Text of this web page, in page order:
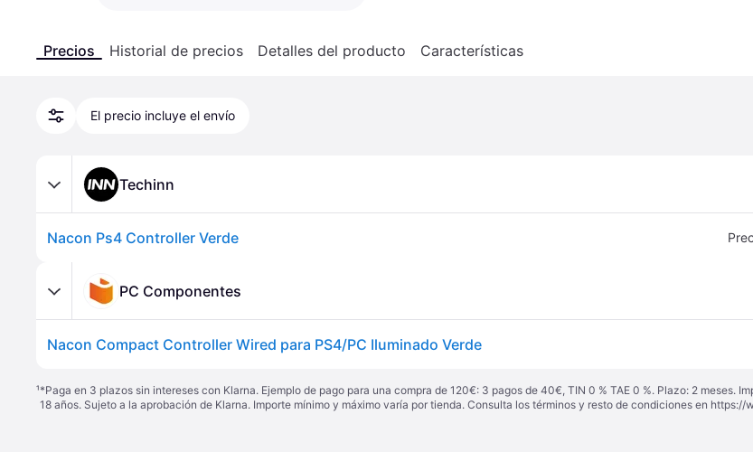
Precios Historial de precios Detalles del producto Características
El precio incluye el envío
Techinn
Nacon Ps4 Controller Verde
PC Componentes
Nacon Compact Controller Wired para PS4/PC Iluminado Verde
¹*Paga en 3 plazos sin intereses con Klarna. Ejemplo de pago para una compra de 120€: 3 pagos de 40€, TIN 0 % TAE 0 %. Plazo: 2 meses.
18 años. Sujeto a la aprobación de Klarna. Importe mínimo y máximo varía por tienda. Consulta los términos y resto de condiciones en https://